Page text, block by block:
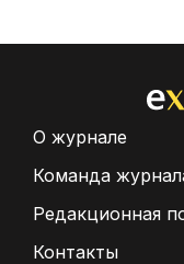
О журнале
Команда
Редакционная
Контакты